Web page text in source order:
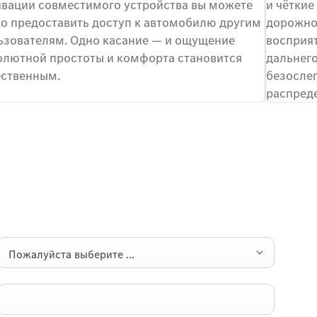
совместимого устройства вы можете
предоставить доступ к автомобилю другим
Одно касание — и ощущение
простоты и комфорта становится
и
Пожалуйста выберите ...